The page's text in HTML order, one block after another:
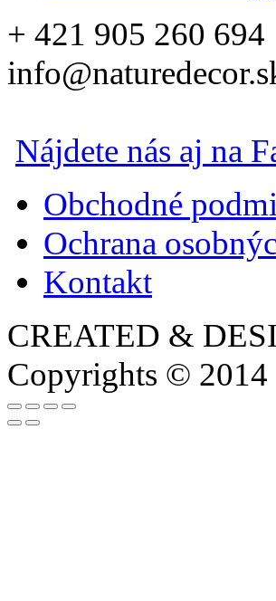
+ 421 905 260 694
Nájdete nás aj na
Obchodné
Ochrana
Kontakt
CREATED &
Copyrights © 2014